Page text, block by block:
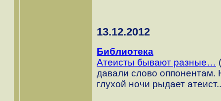
13.12.2012
Библиотека
Атеисты бывают разные…
давали слово оппонентам.
глухой ночи рыдает